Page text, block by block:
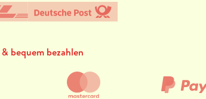
bequem bezahlen